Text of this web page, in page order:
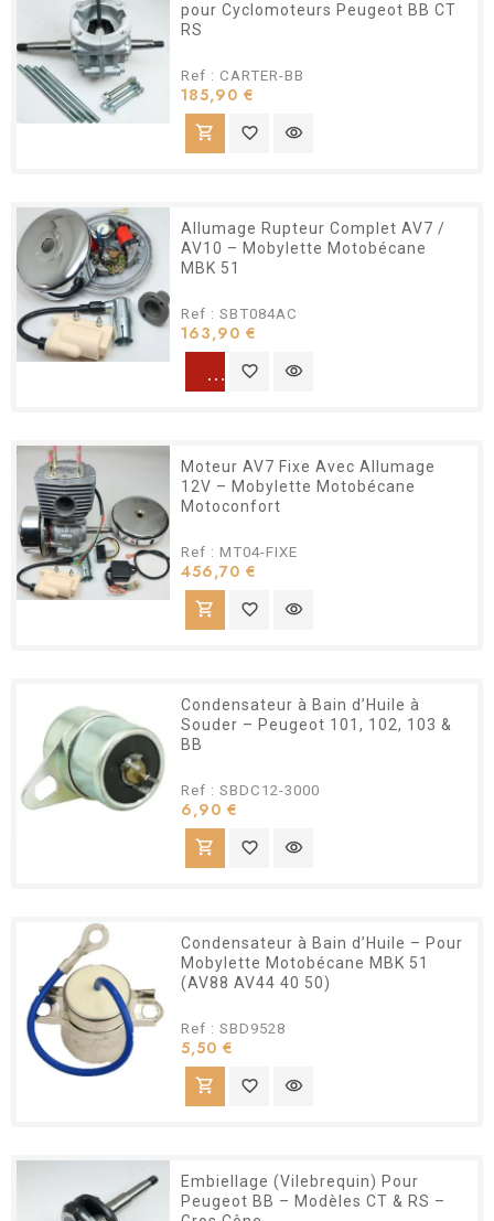
pour Cyclomoteurs Peugeot BB CT
RS
Ref : CARTER-BB
185,90 €
shopping_cart favorite_border visibility
Allumage Rupteur Complet AV7 /
AV10 – Mobylette Motobécane
MBK 51
Ref : SBT084AC
163,90 €
favorite_border visibility
Moteur AV7 Fixe Avec Allumage
12V – Mobylette Motobécane
Motoconfort
Ref : MT04-FIXE
456,70 €
shopping_cart favorite_border visibility
Condensateur à Bain d’Huile à
Souder – Peugeot 101, 102, 103 &
BB
Ref : SBDC12-3000
6,90 €
shopping_cart favorite_border visibility
Condensateur à Bain d’Huile – Pour
Mobylette Motobécane MBK 51
(AV88 AV44 40 50)
Ref : SBD9528
5,50 €
shopping_cart favorite_border visibility
Embiellage (Vilebrequin) Pour
Peugeot BB – Modèles CT & RS –